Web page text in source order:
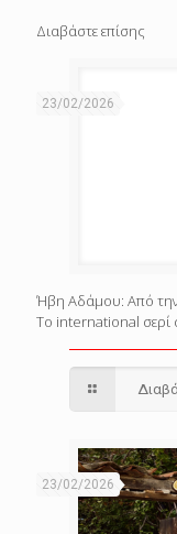
Διαβάστε επίσης
23/02/2026
Ήβη Αδάμου: Από την
Το international σερί
23/02/2026